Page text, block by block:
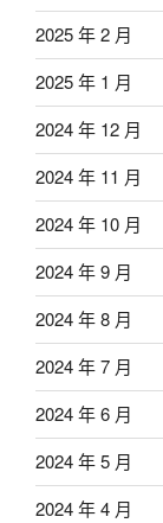
2025 年 2 月
2025 年 1 月
2024 年 12 月
2024 年 11 月
2024 年 10 月
2024 年 9 月
2024 年 8 月
2024 年 7 月
2024 年 6 月
2024 年 5 月
2024 年 4 月